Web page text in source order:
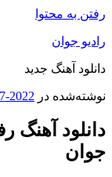
به محتوا
جوان
آهنگ جدید
در 2022-07-07
آهنگ